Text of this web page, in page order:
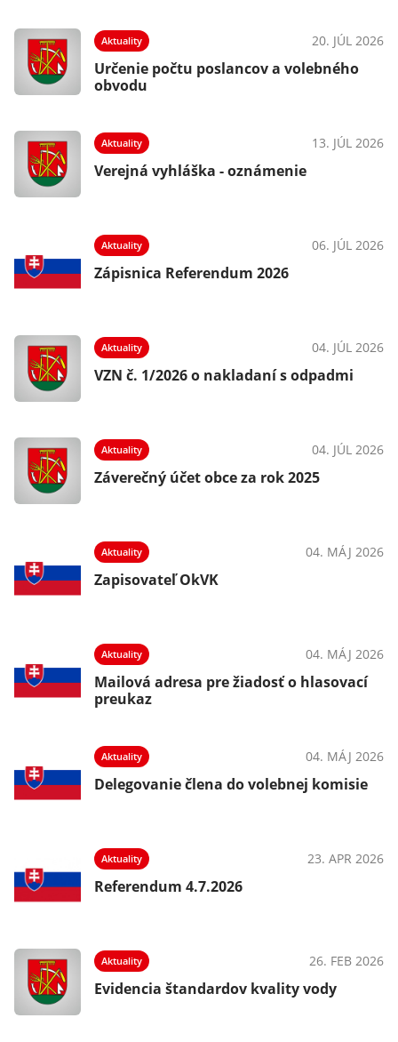
Aktuality 20. JÚL 2026
Určenie počtu poslancov a volebného
obvodu
Aktuality 13. JÚL 2026
Verejná vyhláška - oznámenie
Aktuality 06. JÚL 2026
Zápisnica Referendum 2026
Aktuality 04. JÚL 2026
VZN č. 1/2026 o nakladaní s odpadmi
Aktuality 04. JÚL 2026
Záverečný účet obce za rok 2025
Aktuality 04. MÁJ 2026
Zapisovateľ OkVK
Aktuality 04. MÁJ 2026
Mailová adresa pre žiadosť o hlasovací
preukaz
Aktuality 04. MÁJ 2026
Delegovanie člena do volebnej komisie
Aktuality 23. APR 2026
Referendum 4.7.2026
Aktuality 26. FEB 2026
Evidencia štandardov kvality vody